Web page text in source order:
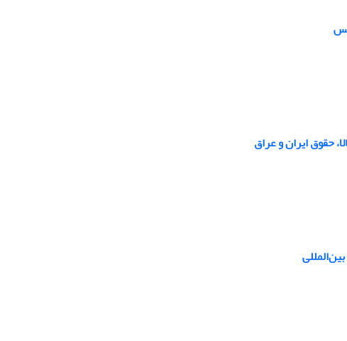
حقوق ایران و عراق